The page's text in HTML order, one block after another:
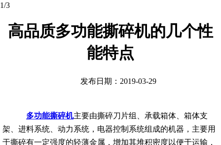
1/3
高品质多功能撕碎机的几个性
能特点
发布日期：2019-03-29
多功能撕碎机主要由撕碎刀片组、承载箱体、箱体支
架、进料系统、动力系统，电器控制系统组成的机器，主要用
于撕碎有一定强度的轻薄金属，增加其堆积密度以便于运输，